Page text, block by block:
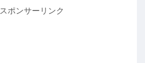
スポンサーリンク